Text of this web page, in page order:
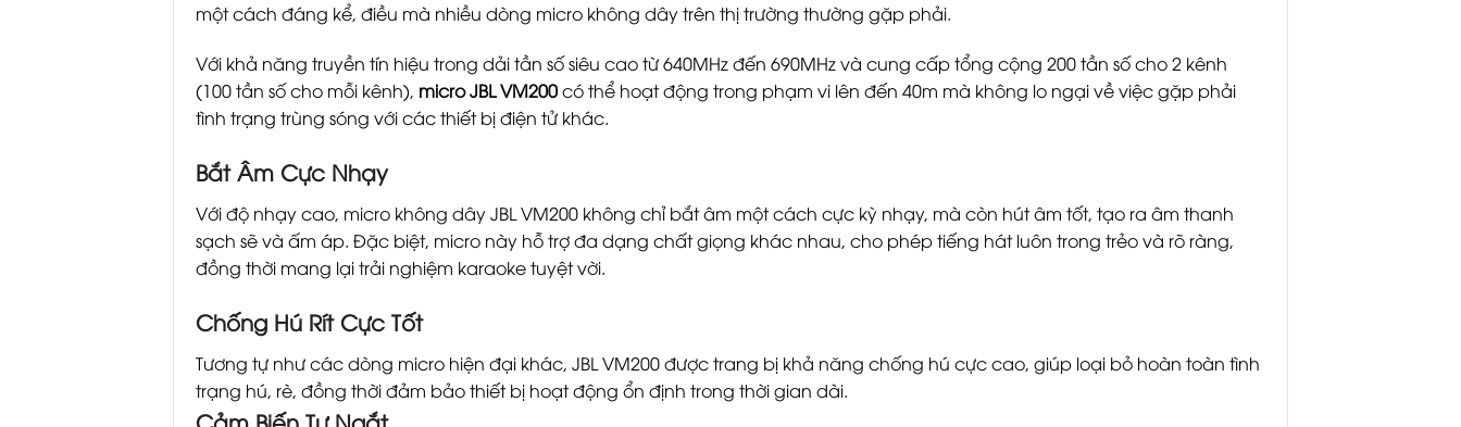
một cách đáng kể, điều mà nhiều dòng micro không dây trên thị trường thường gặp phải.
Với khả năng truyền tín hiệu trong dải tần số siêu cao từ 640MHz đến 690MHz và cung cấp tổng cộng 200 tần số cho 2 kênh
(100 tần số cho mỗi kênh), micro JBL VM200có thể hoạt động trong phạm vi lên đến 40m mà không lo ngại về việc gặp phải
tình trạng trùng sóng với các thiết bị điện tử khác.
Bắt Âm Cực Nhạy
Với độ nhạy cao, micro không dây JBL VM200 không chỉ bắt âm một cách cực kỳ nhạy, mà còn hút âm tốt, tạo ra âm thanh
sạch sẽ và ấm áp. Đặc biệt, micro này hỗ trợ đa dạng chất giọng khác nhau, cho phép tiếng hát luôn trong trẻo và rõ ràng,
đồng thời mang lại trải nghiệm karaoke tuyệt vời.
Chống Hú Rít Cực Tốt
Tương tự như các dòng micro hiện đại khác, JBL VM200 được trang bị khả năng chống hú cực cao, giúp loại bỏ hoàn toàn tình
trạng hú, rè, đồng thời đảm bảo thiết bị hoạt động ổn định trong thời gian dài.
Cảm Biến Tự Ngắt